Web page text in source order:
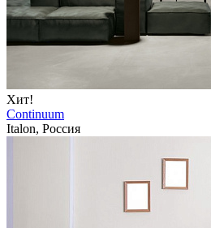
Хит!
Continuum
Italon, Россия